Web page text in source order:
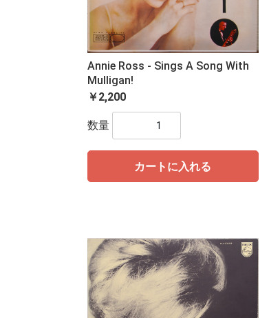
Annie Ross - Sings A Song With
Mulligan!
￥2,200
数量
カートに入れる